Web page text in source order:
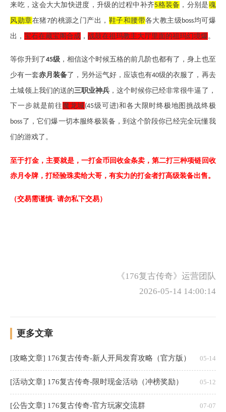
来吃，这会大大加快进度，升级的过程中补齐5格装备 ，分别是魂
风勋章在猪7的桃源之门产出， 鞋子和腰带各大教主级 boss均可爆
出，宝石在藏宝阁合成 ，战鼓在祖玛教主大厅里面的祖玛幻境爆 。
等你升到了45级，相信这个时候五格的前几阶也都有了，身上也至
少有一套赤月装备了，另外运气好，应该也有40级的衣服了，再去
土城领上我们的送的三职业神兵 ，这个时候你已经非常很牛逼了，
下一步就是前往 魔龙城(45级可进)和各大限时终极地图挑战终极
boss了，它们爆一切本服终极装备，到这个阶段你已经完全玩懂我
们的游戏了。
至于打金，主要就是，一打金币回收金条卖，第二打三种项链回收
赤月令牌，打经验珠卖给大哥，有实力的打金者打高级装备出售。
（交易需谨慎- 请勿私下交易）
《176复古传奇》运营团队
2026-05-14 14:00:14
更多文章
[攻略文章] 176复古传奇-新人开局发育攻略（官方版） 05-14
[活动文章] 176复古传奇-限时现金活动（冲榜奖励） 05-12
[公告文章] 176复古传奇-官方玩家交流群 07-07